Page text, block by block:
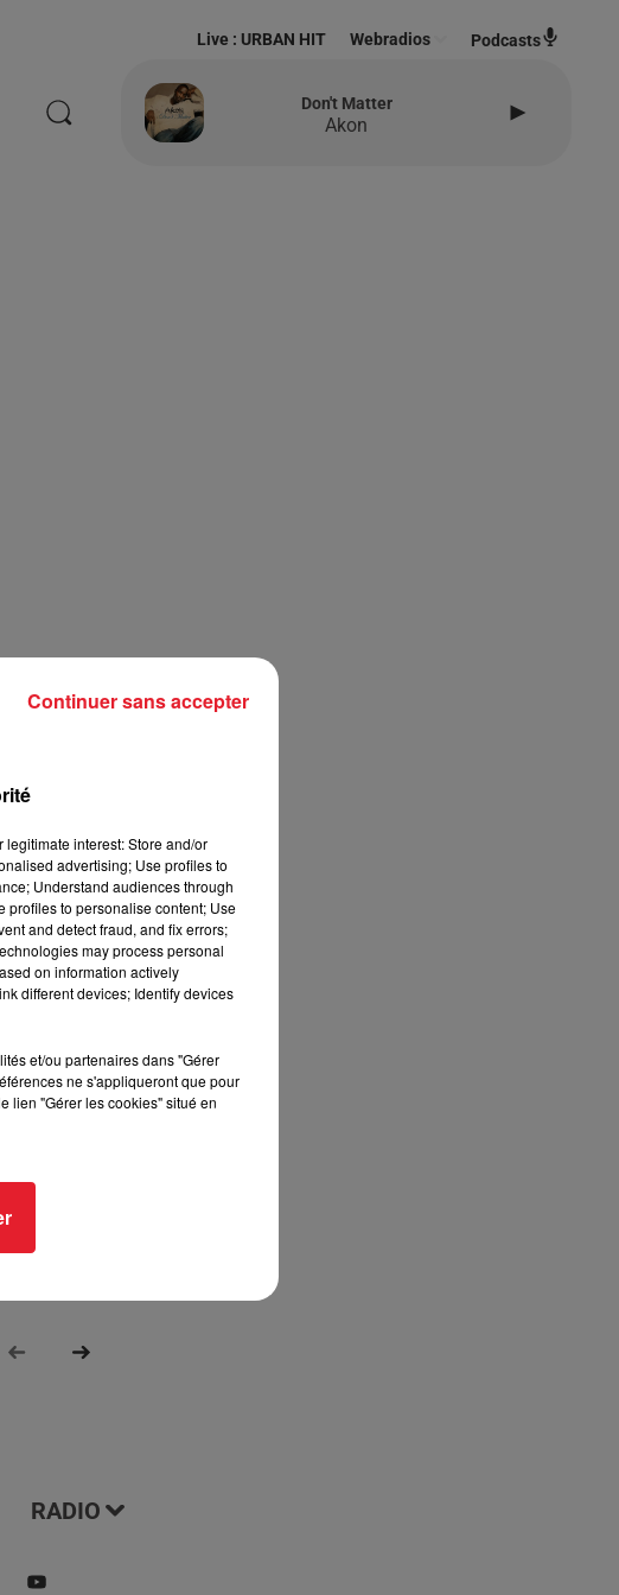
Live : URBAN HIT Webradios Podcasts
Don't Matter
Akon
2 min 24 sec
et 93. Il est
et à jour
courant
RADIO
interest: Store and/or
advertising; Use profiles to
Understand audiences through
profiles to personalise content; Use
and detect fraud, and fix errors;
may process personal
on information actively
different devices; Identify devices
et/ou partenaires dans "Gérer
ne s'appliqueront que pour
lien "Gérer les cookies" situé en
Continuer sans accepter